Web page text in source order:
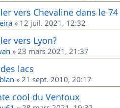
vers Chevaline dans le 74
» 12 juil. 2021, 12:32
vers Lyon?
» 23 mars 2021, 21:37
lacs
» 21 sept. 2010, 20:17
cool du Ventoux